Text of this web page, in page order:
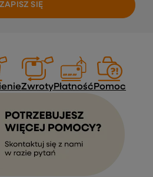
ZAPISZ SIĘ
ZwrotyPłatnośćPomoc